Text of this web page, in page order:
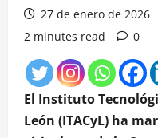
27 de enero de 2026
2 minutes read
0
El Instituto
León (ITACyL) ha